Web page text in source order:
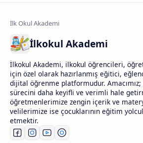
İlkokul Akademi
İlkokul Akademi, ilkokul öğrencileri,
için özel olarak hazırlanmış eğitici,
dijital öğrenme platformudur.
sürecini daha keyifli ve verimli hale
öğretmenlerimize zengin içerik ve
velilerimize ise çocuklarının eğitim
etmektir.